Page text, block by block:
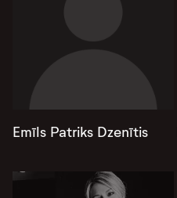
Emīls Patriks Dzenītis